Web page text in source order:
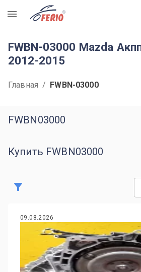
R
FWBN-03000 Mazda
2012-2015
Главная / FWBN-03000
FWBN03000
Купить FWBN03000
09.08.2026